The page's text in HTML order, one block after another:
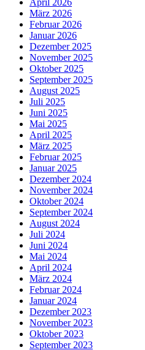
März 2026
Februar 2026
Januar 2026
Dezember 2025
November 2025
Oktober 2025
September 2025
August 2025
Juli 2025
Juni 2025
Mai 2025
April 2025
März 2025
Februar 2025
Januar 2025
Dezember 2024
November 2024
Oktober 2024
September 2024
August 2024
Juli 2024
Juni 2024
Mai 2024
April 2024
März 2024
Februar 2024
Januar 2024
Dezember 2023
November 2023
Oktober 2023
September 2023